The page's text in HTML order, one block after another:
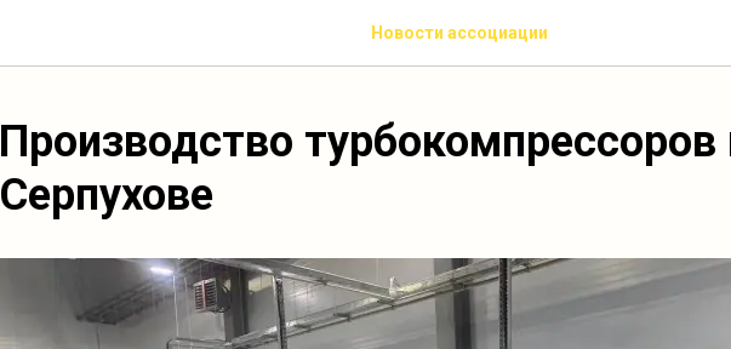
Новости ассоциации
Производство турбокомпрессоров
Серпухове